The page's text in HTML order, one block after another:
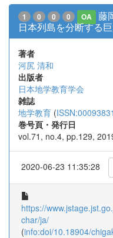
1 0 0 0 OA
藤
日本列島を分断する
著者
河尻 清和
出版者
日本地学教育学会
雑誌
地学教育 (ISSN:00093831
巻号頁・発行日
vol.71, no.4, pp.129,
2020-06-23 11:35:28
https://
char/ja/
(info:doi/10.18904/